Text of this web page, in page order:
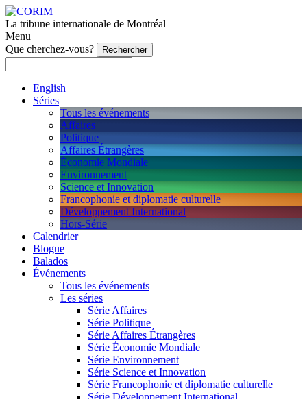
La tribune internationale de Montréal
Menu
Que cherchez-vous?
English
Séries
Tous les événements
Affaires
Politique
Affaires Étrangères
Économie Mondiale
Environnement
Science et Innovation
Francophonie et diplomatie culturelle
Développement International
Hors-Série
Calendrier
Blogue
Balados
Événements
Tous les événements
Les séries
Série Affaires
Série Politique
Série Affaires Étrangères
Série Économie Mondiale
Série Environnement
Série Science et Innovation
Série Francophonie et diplomatie culturelle
Série Développement International